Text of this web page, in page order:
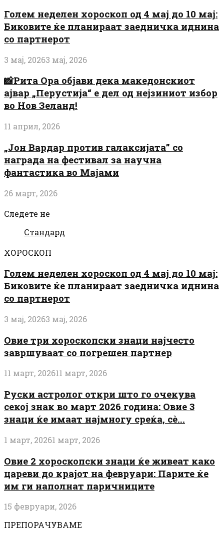
Голем неделен хороскоп од 4 мај до 10 мај:
Биковите ќе планираат заедничка иднина
со партнерот
3 мај, 20263 мај, 2026
📸Рита Ора објави дека македонскиот
ајвар „Перустија“ е дел од нејзиниот избор
во Нов Зеланд!
11 април, 2026
„Јон Вардар против галаксијата” со
награда на фестивал за научна
фантастика во Мајами
26 март, 2026
Следете не
Стандард
ХОРОСКОП
Голем неделен хороскоп од 4 мај до 10 мај:
Биковите ќе планираат заедничка иднина
со партнерот
3 мај, 20263 мај, 2026
Овие три хороскопски знаци најчесто
завршуваат со погрешен партнер
11 март, 202611 март, 2026
Руски астролог откри што го очекува
секој знак во март 2026 година: Овие 3
знаци ќе имаат најмногу среќа, сè...
1 март, 20261 март, 2026
Овие 2 хороскопски знаци ќе живеат како
цареви до крајот на февруари: Парите ќе
им ги наполнат паричниците
15 февруари, 2026
ПРЕПОРАЧУВАМЕ